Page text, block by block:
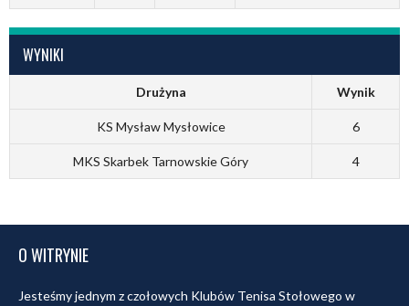
WYNIKI
Drużyna Wynik
KS Mysław Mysłowice 6
MKS Skarbek Tarnowskie Góry 4
O WITRYNIE
Jesteśmy jednym z czołowych Klubów Tenisa Stołowego w